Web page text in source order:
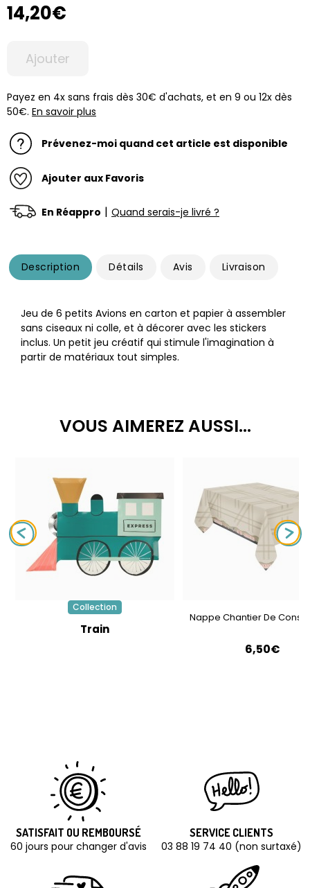
14,20€
Ajouter
Payez en 4x sans frais dès 30€ d'achats, et en 9 ou 12x dès
50€. En savoir plus
Prévenez-moi quand cet article est disponible
Ajouter aux Favoris
En Réappro | Quand serais-je livré ?
Description Détails Avis Livraison
Jeu de 6 petits Avions en carton et papier à assembler
sans ciseaux ni colle, et à décorer avec les stickers
inclus. Un petit jeu créatif qui stimule l'imagination à
partir de matériaux tout simples.
VOUS AIMEREZ AUSSI...
Collection
Train
Nappe Chantier De
6,50€
SATISFAIT OU REMBOURSÉ
60 jours pour changer d'avis
SERVICE CLIENTS
03 88 19 74 40 (non surtaxé)